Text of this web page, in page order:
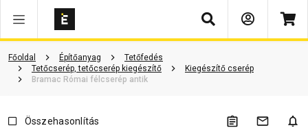
Keresés
Főoldal Építőanyag
Tetőfedés
Tetőcserép, tetőcserép kiegészítő
Kiegészítő cserép
Bramac Római félcserép antik
Dokumentumok Kérdések és válaszok
Összehasonlítás